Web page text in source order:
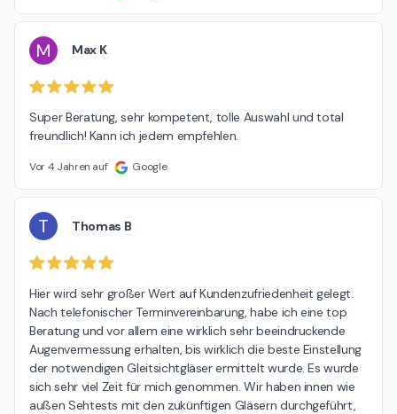
M Max K
Super Beratung, sehr kompetent, tolle Auswahl und total
freundlich! Kann ich jedem empfehlen.
Vor 4 Jahren auf Google
T Thomas B
Hier wird sehr großer Wert auf Kundenzufriedenheit gelegt.
Nach telefonischer Terminvereinbarung, habe ich eine top
Beratung und vor allem eine wirklich sehr beeindruckende
Augenvermessung erhalten, bis wirklich die beste Einstellung
der notwendigen Gleitsichtgläser ermittelt wurde. Es wurde
sich sehr viel Zeit für mich genommen. Wir haben innen wie
außen Sehtests mit den zukünftigen Gläsern durchgeführt,